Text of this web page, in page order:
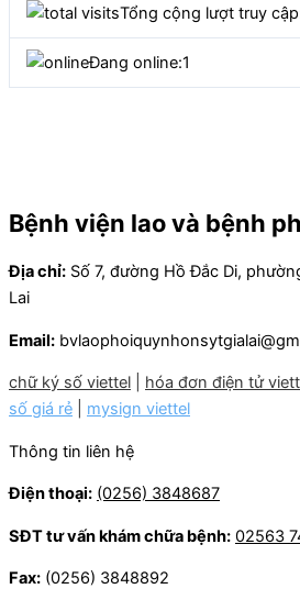
Tổng cộng lượt truy
Đang online:1
Bệnh viện lao và bệnh
Địa chỉ: Số 7, đường Hồ Đắc Di,
Lai
Email:
chữ ký số viettel hóa đơn điện tử
số giá rẻ
mysign viettel
Thông tin liên hệ
Điện thoại: (0256) 3848687
SĐT tư vấn khám chữa bệnh: 02563
Fax: (0256) 3848892